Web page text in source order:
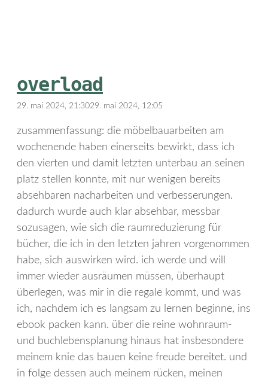
overload
29. mai 2024, 21:3029. mai 2024, 12:05
zusammenfassung: die möbelbauarbeiten am
wochenende haben einerseits bewirkt, dass ich
den vierten und damit letzten unterbau an seinen
platz stellen konnte, mit nur wenigen bereits
absehbaren nacharbeiten und verbesserungen.
dadurch wurde auch klar absehbar, messbar
sozusagen, wie sich die raumreduzierung für
bücher, die ich in den letzten jahren vorgenommen
habe, sich auswirken wird. ich werde und will
immer wieder ausräumen müssen, überhaupt
überlegen, was mir in die regale kommt, und was
ich, nachdem ich es langsam zu lernen beginne, ins
ebook packen kann. über die reine wohnraum-
und buchlebensplanung hinaus hat insbesondere
meinem knie das bauen keine freude bereitet. und
in folge dessen auch meinem rücken, meinen